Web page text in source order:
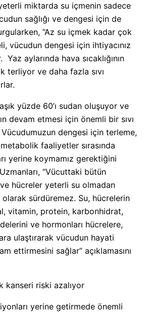
miktarda su içmenin sadece
sağlığı ve dengesi için de
“Az su içmek kadar çok
vücudun dengesi için ihtiyacınız
Yaz aylarında hava sıcaklığının
terliyor ve daha fazla sıvı
yüzde 60’ı sudan oluşuyor ve
devam etmesi için önemli bir sıvı
dengesi için terleme,
faaliyetler sırasında
yerine koymamız gerektiğini
“Vücuttaki bütün
hücreler yeterli su olmadan
olarak sürdüremez. Su, hücrelerin
vitamin, protein, karbonhidrat,
ve hormonları hücrelere,
ulaştırarak vücudun hayati
ettirmesini sağlar” açıklamasını
kanseri riski azalıyor
yerine getirmede önemli